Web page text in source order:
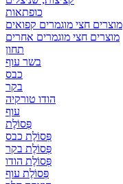
כופתאות
מוצרים חצי מוגמרים קפואים
מוצרים חצי מוגמרים אחרים
תחון
בשר עוף
כבס
בקר
הודו טורקיה
עוף
פְּסוֹלֶת
פְּסוֹלֶת כבס
פְּסוֹלֶת בקר
פְּסוֹלֶת הודו
פְּסוֹלֶת עוף